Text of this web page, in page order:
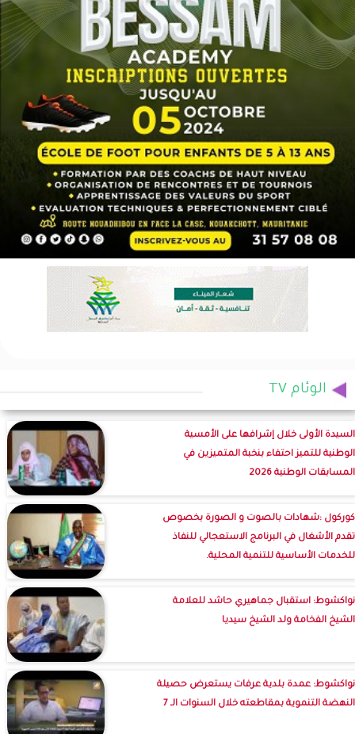
الوئام TV
السيدة الأولى خلال إشرافها على الأمسية
الوطنية للتميز احتفاء بنخبة المتميزين في
المسابقات الوطنية 2026
كوركول :شهادات بالصوت و الصورة بخصوص
تقدم الأشغال في البرنامج الاستعجالي للنفاذ
للخدمات الأساسية للتنمية المحلية.
نواكشوط: استقبال جماهيري حاشد للعلامة
الشيخ الفخامة ولد الشيخ سيديا
نواكشوط: عمدة بلدية عرفات يستعرض حصيلة
النهضة التنموية بمقاطعته خلال السنوات الـ 7